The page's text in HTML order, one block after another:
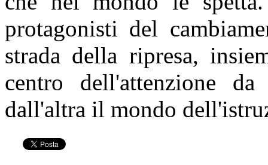
protagonisti del
strada della ripresa,
centro dell'attenzione
dall'altra il mondo